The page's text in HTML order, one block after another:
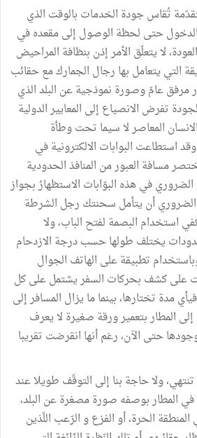
تُقاس جودة الخدمات بالوقت الذي
حتى لحظة الوصول إلى مقعده في
لا يتعلّق الأمر إذن بنظافة المراحيض
التي يتعامل بها رجال الجمارك مع حقائب
مرفق عامّ وصورة نموذجية عن البلد الذي
تفرض الانصياع إلى المعايير الدولية
المعاصر لا سيما تحت وطأة
استطاعت البوابات الالكترونية في
مسافة العبور من المنافذ الحدودية
في هذه البوّابات الاستظهارُ بجواز
أن يتأمل سحنتك رجل الشرطة
استخدام البصمة لفتح الباب، ولا
يختلف طولها حسب درجة الازدحام
تطبيقة على الهاتف الجوال
على كشف بحركات السفر يشتمل على كل
مدة تختارها، بينما ما يزال المسافر إلى
المطار بتعمير ورقة صغيرة لا يعرف
حتى الآن، رغم أنها انقرضت تقريبا
ولا حاجة بنا إلى التوقّف طويلا عند
المطار بوصفه صورة مصغرة عن البلد،
الحرة، أو الفزع و الرّعب اللّذين